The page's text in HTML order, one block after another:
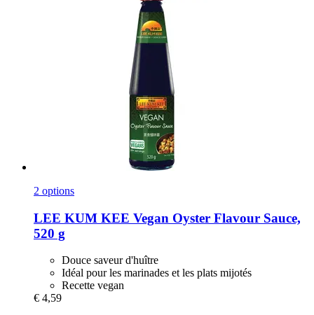
2 options
LEE KUM KEE Vegan Oyster Flavour Sauce,
520 g
Douce saveur d'huître
Idéal pour les marinades et les plats mijotés
Recette vegan
€ 4,59